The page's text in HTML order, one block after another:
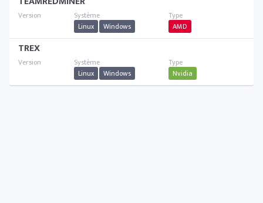
Linux Windows AMD
TREX
Linux Windows Nvidia